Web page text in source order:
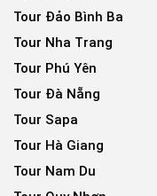
Tour Đảo Bình Ba
Tour Nha Trang
Tour Phú Yên
Tour Đà Nẵng
Tour Sapa
Tour Hà Giang
Tour Nam Du